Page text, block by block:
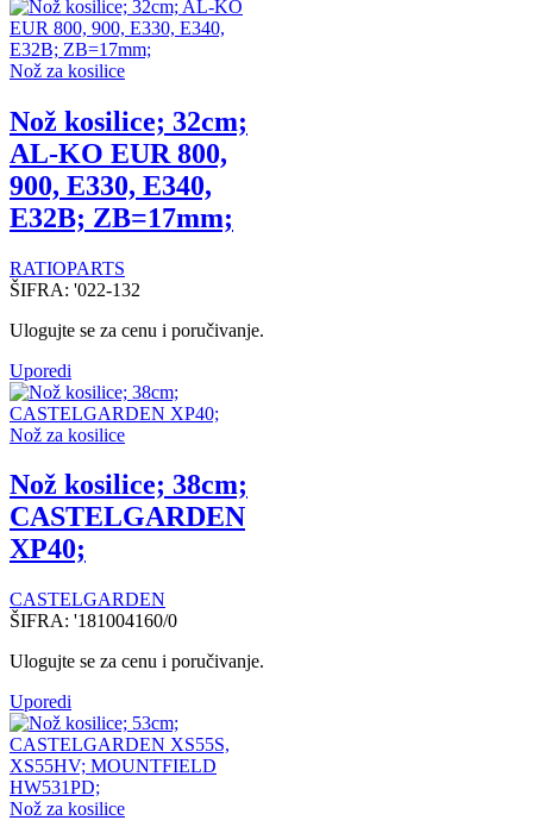
Nož za kosilice
Nož kosilice; 32cm;
AL-KO EUR 800,
900, E330, E340,
E32B; ZB=17mm;
RATIOPARTS
ŠIFRA: '022-132
Ulogujte se za cenu i poručivanje.
Uporedi
Nož za kosilice
Nož kosilice; 38cm;
CASTELGARDEN
XP40;
CASTELGARDEN
ŠIFRA: '181004160/0
Ulogujte se za cenu i poručivanje.
Uporedi
Nož za kosilice